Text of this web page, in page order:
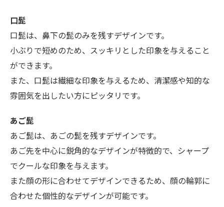
口髭
口髭は、鼻下の髭のみを残すデザインです。
小ぶりで短めのため、スッキリとした印象を与えること
ができます。
また、口髭は繊細な印象を与えるため、清潔感や知的な
雰囲気を出したい方にピッタリです。
あご髭
あご髭は、あごの髭を残すデザインです。
あご先を中心に鋭角的なデザインが特徴的で、シャープ
でクールな印象を与えます。
また顔の形に合わせてデザインできるため、顔の輪郭に
合わせた個性的なデザインが可能です。